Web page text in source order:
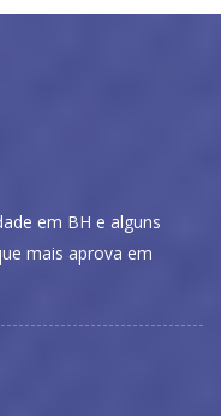
em BH e alguns
mais aprova em